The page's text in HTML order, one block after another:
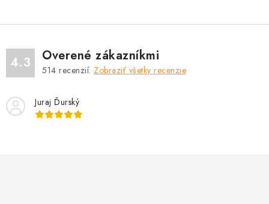
4.3 Overené zákazníkmi
514 recenzií. Zobraziť všetky recenzie
Juraj Ďurský